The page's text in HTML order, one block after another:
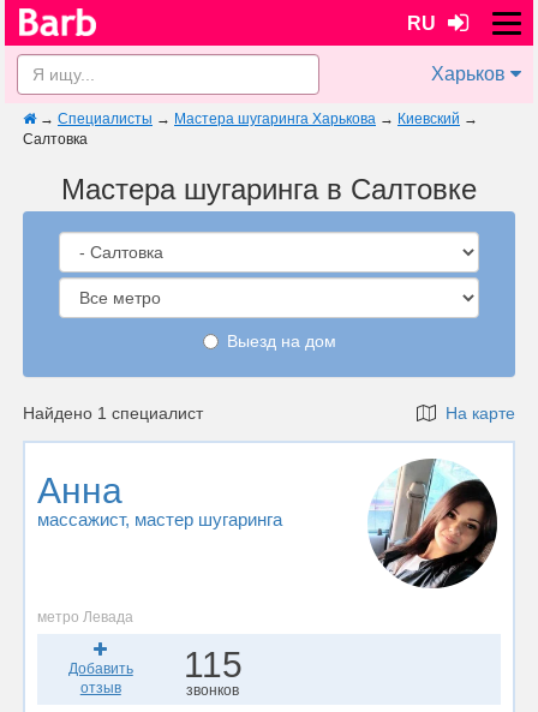
RU
Харьков
→ Специалисты → Мастера шугаринга Харькова → Киевский →
Салтовка
Мастера шугаринга в Салтовке
Выезд на дом
Найдено 1 специалист На карте
Анна
массажист, мастер шугаринга
метро Левада
Добавить
отзыв
115
звонков